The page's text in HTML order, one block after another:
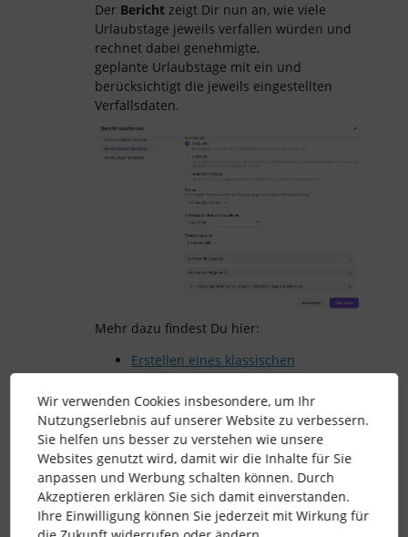
Der Bericht zeigt Dir nun an, wie viele
Urlaubstage jeweils verfallen würden und
rechnet dabei genehmigte,
geplante Urlaubstage mit ein und
berücksichtigt die jeweils eingestellten
Verfallsdaten.
Mehr dazu findest Du hier:
Erstellen eines klassischen
individuellen Berichts (Classic
Builder)
Beste Grüße
Katharina
Wir verwenden Cookies insbesondere, um Ihr
Nutzungserlebnis auf unserer Website zu verbessern.
Sie helfen uns besser zu verstehen wie unsere
Websites genutzt wird, damit wir die Inhalte für Sie
anpassen und Werbung schalten können. Durch
Akzeptieren erklären Sie sich damit einverstanden.
Ihre Einwilligung können Sie jederzeit mit Wirkung für